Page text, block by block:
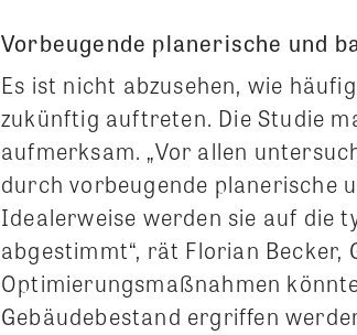
Vorbeugende planerische und
Es ist nicht abzusehen, wie
zukünftig auftreten. Die Studie
aufmerksam. „Vor allen
durch vorbeugende planerische
Idealerweise werden sie auf die
abgestimmt“, rät Florian Becker,
Optimierungsmaßnahmen
Gebäudebestand ergriffen